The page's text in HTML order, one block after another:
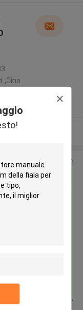
,Cina
per
medico della
20mm della